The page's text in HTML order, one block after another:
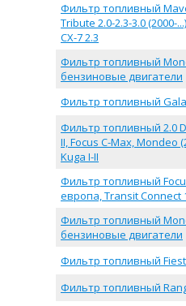
Фильтр топливный
Tribute 2.0-2.3-3.0 (2000-
CX-7 2.3
Фильтр топливный
бензиновые двигатели
Фильтр топливный
Фильтр топливный 2.0
II, Focus C-Max, Mondeo
Kuga I-II
Фильтр топливный
европа, Transit Connect
Фильтр топливный
бензиновые двигатели
Фильтр топливный
Фильтр топливный